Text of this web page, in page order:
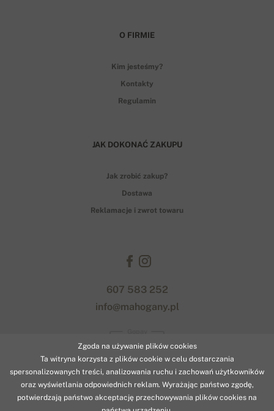
O FIRMIE
Kim jesteśmy?
Kontakty
Regulamin
JAK DOKONAĆ ZAKUPU
Jak zrobić zakup?
Dostawa
Reklamacje i zwrot towaru
607 583 252
info@mahogany.pl
Zgoda na używanie plików cookies
Ta witryna korzysta z plików cookie w celu dostarczania
spersonalizowanych treści, analizowania ruchu i zachowań użytkowników
oraz wyświetlania odpowiednich reklam. Wyrażając państwo zgodę,
potwierdzają państwo akceptację przechowywania plików cookies na